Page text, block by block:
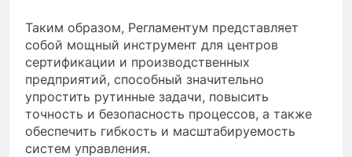
Таким образом, Регламентум представляет
собой мощный инструмент для центров
сертификации и производственных
предприятий, способный значительно
упростить рутинные задачи, повысить
точность и безопасность процессов, а также
обеспечить гибкость и масштабируемость
систем управления.